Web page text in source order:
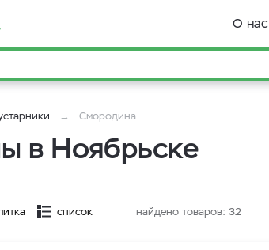
О нас
Смородина
в Ноябрьске
список найдено товаров: 32